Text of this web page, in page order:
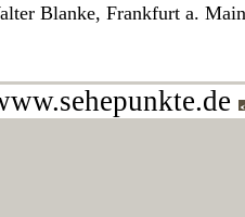
Blanke, Frankfurt a.